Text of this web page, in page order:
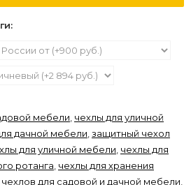
мебели чехлы для уличной
дачной мебели защитный чехол
для уличной мебели чехлы для
ротанга чехлы для хранения
для садовой и дачной мебели